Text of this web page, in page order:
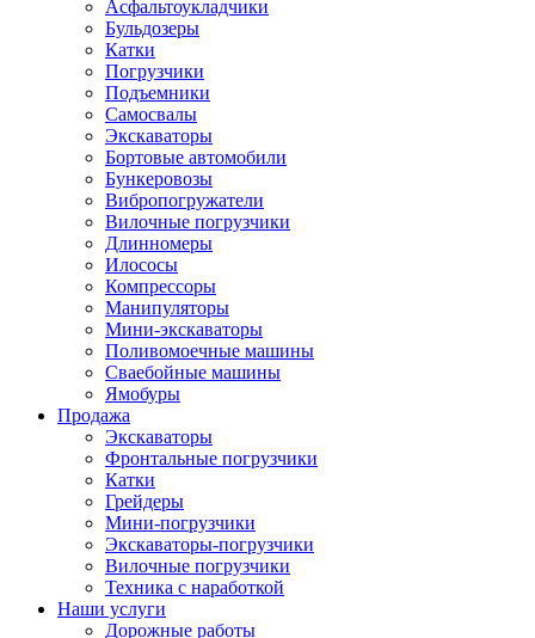
Асфальтоукладчики
Бульдозеры
Катки
Погрузчики
Подъемники
Самосвалы
Экскаваторы
Бортовые автомобили
Бункеровозы
Вибропогружатели
Вилочные погрузчики
Длинномеры
Илососы
Компрессоры
Манипуляторы
Мини-экскаваторы
Поливомоечные машины
Сваебойные машины
Ямобуры
Продажа
Экскаваторы
Фронтальные погрузчики
Катки
Грейдеры
Мини-погрузчики
Экскаваторы-погрузчики
Вилочные погрузчики
Техника с наработкой
Наши услуги
Дорожные работы